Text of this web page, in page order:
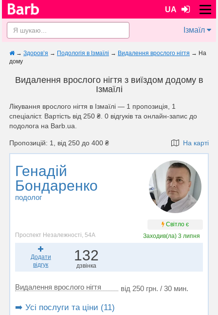
UA
Ізмаїл
→ Здоров’я → Подологія в Ізмаїлі → Видалення врослого нігтя → На
дому
Видалення врослого нігтя з виїздом додому в
Ізмаїлі
Лікування врослого нігтя в Ізмаїлі — 1 пропозиція, 1
спеціаліст. Вартість від 250 ₴. 0 відгуків та онлайн-запис до
подолога на Barb.ua.
Пропозицій: 1, від 250 до 400 ₴ На карті
Генадій
Бондаренко
подолог
Світло є
Проспект Незалежності, 54А
Заходив(ла)3 липня
Додати
відгук
132
дзвінка
Видалення врослого нігтя від 250 грн. / 30 мин.
➡️ Усі послуги та ціни (11)